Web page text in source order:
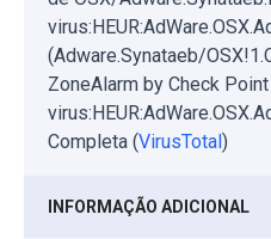
(Adware.Synataeb/
ZoneAlarm by Check
Completa (VirusTotal)
INFORMAÇÃO ADICIONAL